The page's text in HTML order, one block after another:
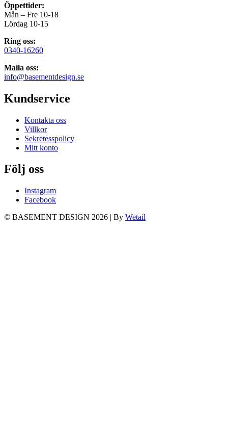
Öppettider:
Mån – Fre 10-18
Lördag 10-15
Ring oss:
0340-16260
Maila oss:
info@basementdesign.se
Kundservice
Kontakta oss
Villkor
Sekretesspolicy
Mitt konto
Följ oss
Instagram
Facebook
© BASEMENT DESIGN 2026 | By Wetail